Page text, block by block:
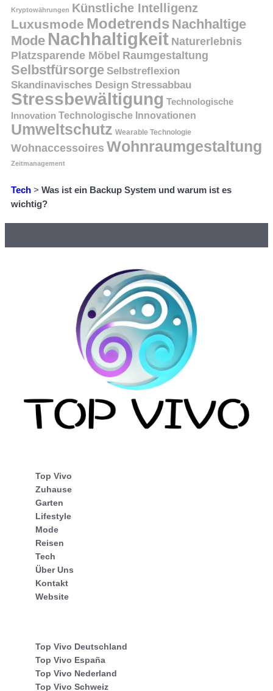
Kryptowährungen Künstliche Intelligenz
Luxusmode Modetrends Nachhaltige
Mode Nachhaltigkeit Naturerlebnis
Platzsparende Möbel Raumgestaltung
Selbstfürsorge Selbstreflexion
Skandinavisches Design Stressabbau
Stressbewältigung Technologische
Innovation Technologische Innovationen
Umweltschutz Wearable Technologie
Wohnaccessoires Wohnraumgestaltung
Zeitmanagement
Tech > Was ist ein Backup System und warum ist es
wichtig?
Top Vivo
Zuhause
Garten
Lifestyle
Mode
Reisen
Tech
Über Uns
Kontakt
Website
Top Vivo Deutschland
Top Vivo España
Top Vivo Nederland
Top Vivo Schweiz